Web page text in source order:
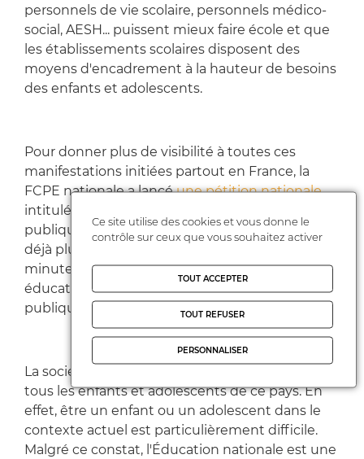
personnels de vie scolaire, personnels médico-
social, AESH... puissent mieux faire école et que
les établissements scolaires disposent des
moyens d'encadrement à la hauteur de besoins
des enfants et adolescents.
Pour donner plus de visibilité à toutes ces
manifestations initiées partout en France, la
FCPE nationale a lancéune pétition nationale
intitulée « Ensemble, protégeons notre école
publique » le 21 février 2023. Elle comptabilise
déjà plus de 15 000 signatures. Toutes les 2
minutes, les membres de la communauté
éducative affichent leur soutien à l’école
publique.
La société a une dette de bienveillance envers
tous les enfants et adolescents de ce pays. En
effet, être un enfant ou un adolescent dans le
contexte actuel est particulièrement difficile.
Malgré ce constat, l'Éducation nationale est une
Ce site utilise des cookies et vous donne le
contrôle sur ceux que vous souhaitez activer
TOUT ACCEPTER
TOUT REFUSER
PERSONNALISER